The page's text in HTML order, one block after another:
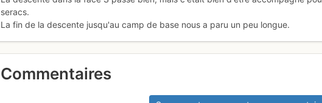
seracs.
La fin de la descente jusqu'au camp de base nous a paru un peu longue.
Commentaires